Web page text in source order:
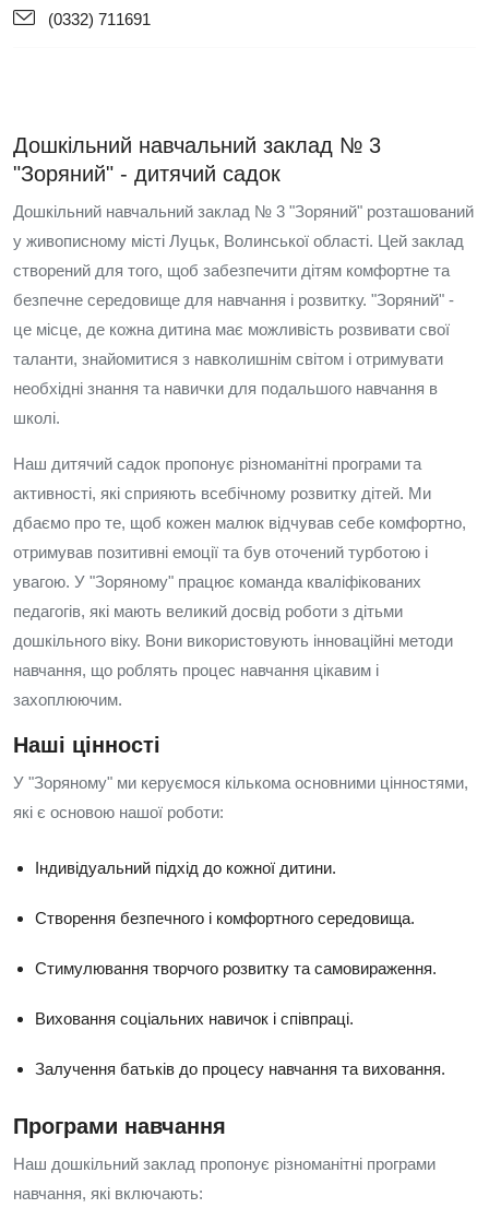
(0332) 711691
Дошкільний навчальний заклад № 3
"Зоряний" - дитячий садок
Дошкільний навчальний заклад № 3 "Зоряний" розташований
у живописному місті Луцьк, Волинської області. Цей заклад
створений для того, щоб забезпечити дітям комфортне та
безпечне середовище для навчання і розвитку. "Зоряний" -
це місце, де кожна дитина має можливість розвивати свої
таланти, знайомитися з навколишнім світом і отримувати
необхідні знання та навички для подальшого навчання в
школі.
Наш дитячий садок пропонує різноманітні програми та
активності, які сприяють всебічному розвитку дітей. Ми
дбаємо про те, щоб кожен малюк відчував себе комфортно,
отримував позитивні емоції та був оточений турботою і
увагою. У "Зоряному" працює команда кваліфікованих
педагогів, які мають великий досвід роботи з дітьми
дошкільного віку. Вони використовують інноваційні методи
навчання, що роблять процес навчання цікавим і
захоплюючим.
Наші цінності
У "Зоряному" ми керуємося кількома основними цінностями,
які є основою нашої роботи:
Індивідуальний підхід до кожної дитини.
Створення безпечного і комфортного середовища.
Стимулювання творчого розвитку та самовираження.
Виховання соціальних навичок і співпраці.
Залучення батьків до процесу навчання та виховання.
Програми навчання
Наш дошкільний заклад пропонує різноманітні програми
навчання, які включають: